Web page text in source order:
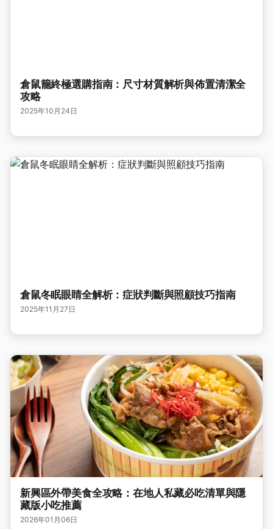
倉鼠籠終極選購指南：尺寸材質解析與佈置清潔全
攻略
2025年10月24日
倉鼠冬眠眼睛全解析：症狀判斷與照顧技巧指南
2025年11月27日
新興區外帶美食全攻略：在地人私藏必吃清單與隱
藏版小吃推薦
2026年01月06日